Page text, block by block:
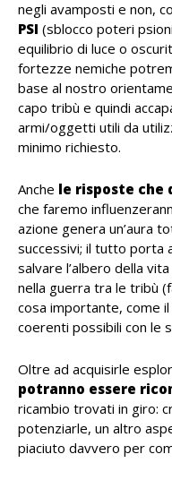
negli avamposti e non,
PSI (sblocco poteri
equilibrio di luce o
fortezze nemiche
base al nostro
capo tribù e quindi
armi/oggetti utili da
minimo richiesto.
Anche le risposte che
che faremo
azione genera un’aura
successivi; il tutto porta
salvare l’albero della
nella guerra tra le tribù
cosa importante, come
coerenti possibili con le
Oltre ad acquisirle
potranno essere
ricambio trovati in giro:
potenziarle, un altro
piaciuto davvero per